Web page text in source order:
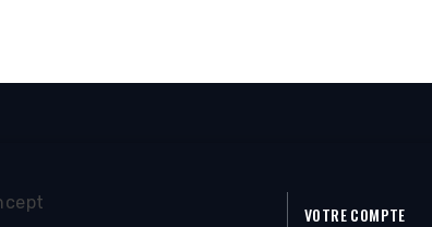
VOTRE COMPTE